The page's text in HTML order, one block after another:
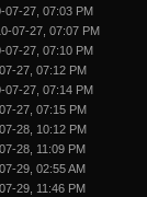
07-27, 07:03 PM
07-27, 07:07 PM
07-27, 07:10 PM
27, 07:12 PM
07-27, 07:14 PM
27, 07:15 PM
28, 10:12 PM
28, 11:09 PM
29, 02:55 AM
29, 11:46 PM